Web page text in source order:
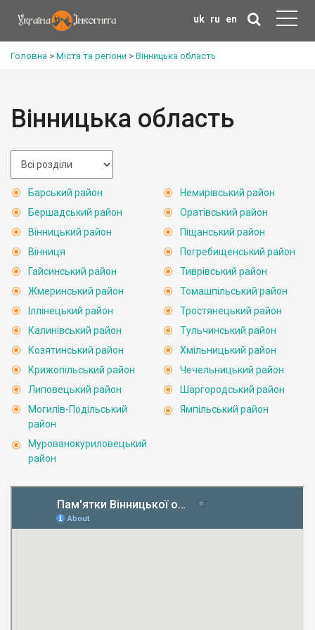
uk ru en
Головна > Міста та регіони > Вінницька область
Вінницька область
Барський район
Бершадський район
Вінницький район
Вінниця
Гайсинський район
Жмеринський район
Іллінецький район
Калинівський район
Козятинський район
Крижопільський район
Липовецький район
Могилів-Подільський
район
Мурованокуриловецький
район
Немирівський район
Оратівський район
Піщанський район
Погребищенський район
Тиврівський район
Томашпільський район
Тростянецький район
Тульчинський район
Хмільницький район
Чечельницький район
Шаргородський район
Ямпільський район